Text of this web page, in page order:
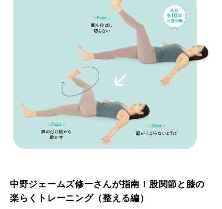
中野ジェームズ修一さんが指南！股関節と膝の
楽らくトレーニング（整える編）